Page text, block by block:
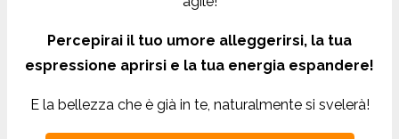
Percepirai il tuo umore alleggerirsi, la tua
espressione aprirsi e la tua energia espandere!
E la bellezza che è già in te, naturalmente si svelerà!